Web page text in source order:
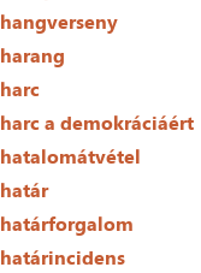
hangverseny
harang
harc
harc a demokráciáért
hatalomátvétel
határ
határforgalom
határincidens